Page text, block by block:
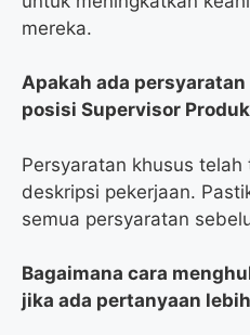
mereka.
Apakah ada
posisi Supervisor
Persyaratan khusus
deskripsi pekerjaan.
semua persyaratan
Bagaimana cara
jika ada pertanyaan